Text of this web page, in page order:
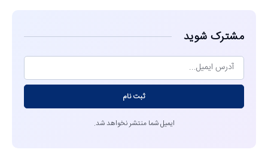
مشترک شوید
ثبت نام
ایمیل شما منتشر نخواهد شد.